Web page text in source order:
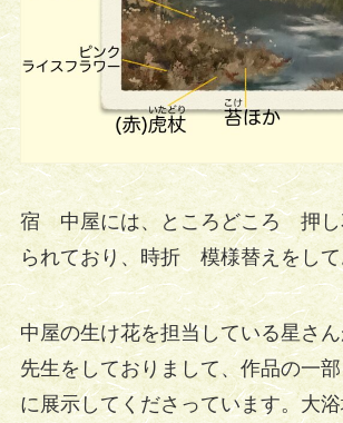
宿 中屋には、ところどころ 押し
られており、時折 模様替えをして
中屋の生け花を担当している星さ
先生をしておりまして、作品の一
に展示してくださっています。大